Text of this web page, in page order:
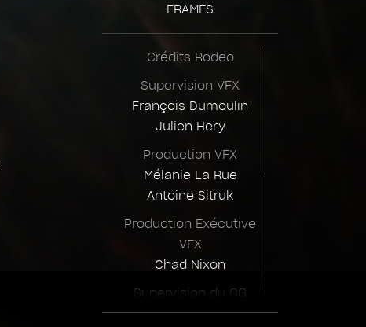
FRAMES
Crédits Rodeo
Supervision VFX
François Dumoulin
Julien Hery
Production VFX
Mélanie La Rue
Antoine Sitruk
Production Exécutive
VFX
Chad Nixon
Supervision du CG
Josée Chapdelaine